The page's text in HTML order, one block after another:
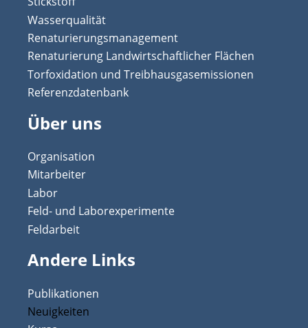
Wasserqualität
Renaturierungsmanagement
Renaturierung Landwirtschaftlicher Flächen
Torfoxidation und Treibhausgasemissionen
Referenzdatenbank
Über uns
Organisation
Mitarbeiter
Labor
Feld- und Laborexperimente
Feldarbeit
Andere Links
Publikationen
Neuigkeiten